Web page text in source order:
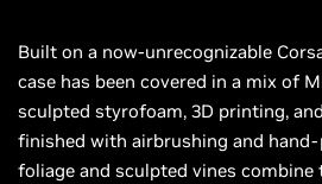
Built on a now-unrecognizable
case has been covered in a mix of
sculpted styrofoam, 3D printing, and
finished with airbrushing and
foliage and sculpted vines combine